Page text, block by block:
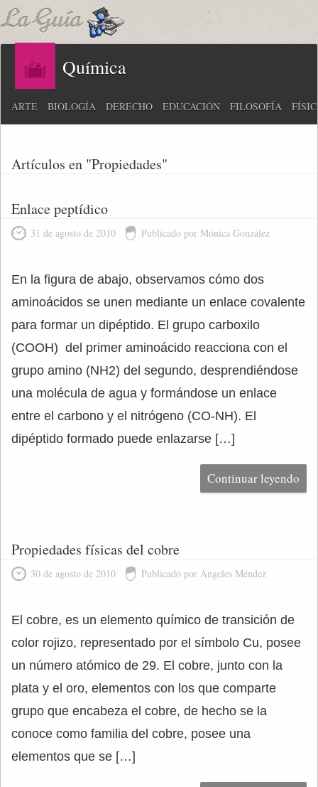
Química
ARTE BIOLOGÍA DERECHO EDUCACIÓN FILOSOFÍA
Artículos en "Propiedades"
Enlace peptídico
31 de agosto de 2010 Publicado por Mónica González
En la figura de abajo, observamos cómo dos
aminoácidos se unen mediante un enlace covalente
para formar un dipéptido. El grupo carboxilo
(COOH) del primer aminoácido reacciona con el
grupo amino (NH2) del segundo, desprendiéndose
una molécula de agua y formándose un enlace
entre el carbono y el nitrógeno (CO-NH). El
dipéptido formado puede enlazarse […]
Continuar leyendo
Propiedades físicas del cobre
30 de agosto de 2010 Publicado por Ángeles Méndez
El cobre, es un elemento químico de transición de
color rojizo, representado por el símbolo Cu, posee
un número atómico de 29. El cobre, junto con la
plata y el oro, elementos con los que comparte
grupo que encabeza el cobre, de hecho se la
conoce como familia del cobre, posee una
elementos que se […]